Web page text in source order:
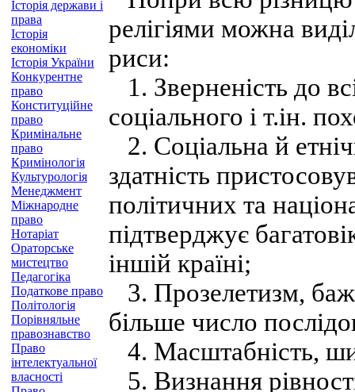
Історія держави і
права
Історія
економіки
Історія України
Конкурентне
право
Конституційне
право
Кримінальне
право
Кримінологія
Культурологія
Менеджмент
Міжнародне
право
Нотаріат
Ораторське
мистецтво
Педагогіка
Податкове право
Політологія
Порівняльне
правознавство
Право
інтелектуальної
власності
релігіями можна
риси:
1. Зверненість до
соціального і т.ін.
2. Соціальна й
здатність
політичних та
підтверджує
іншій країні;
3. Прозелетизм,
більше число
4. Масштабність,
5. Визнання